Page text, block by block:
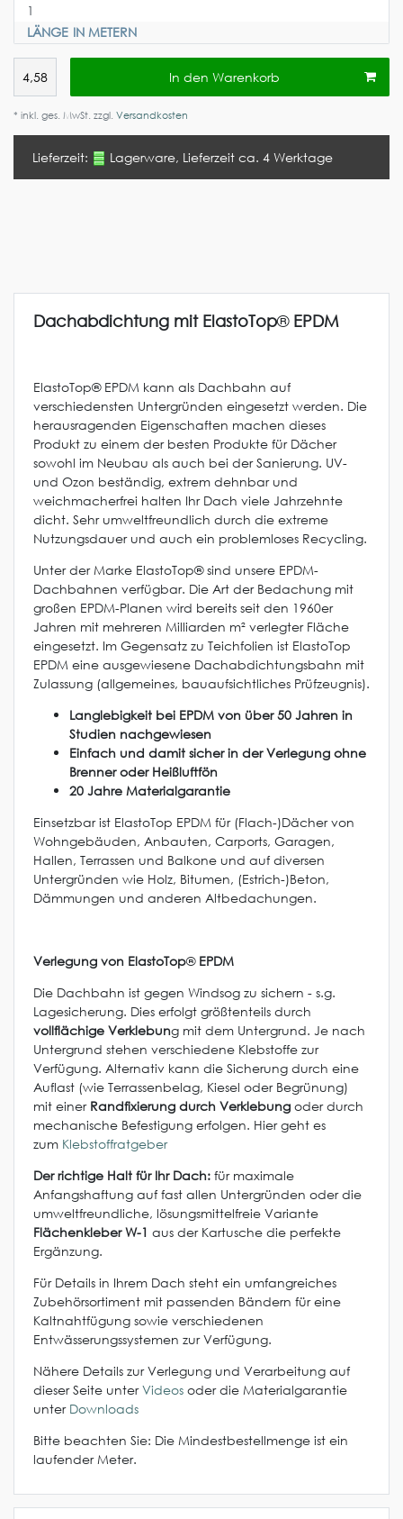
LÄNGE IN METERN
In den Warenkorb
* inkl. ges. MwSt. zzgl. Versandkosten
Lieferzeit: Lagerware, Lieferzeit ca. 4 Werktage
Dachabdichtung mit ElastoTop®EPDM
ElastoTop® EPDM kann als Dachbahn auf
verschiedensten Untergründen eingesetzt werden. Die
herausragenden Eigenschaften machen dieses
Produkt zu einem der besten Produkte für Dächer
sowohl im Neubau als auch bei der Sanierung. UV-
und Ozon beständig, extrem dehnbar und
weichmacherfrei halten Ihr Dach viele Jahrzehnte
dicht. Sehr umweltfreundlich durch die extreme
Nutzungsdauer und auch ein problemloses Recycling.
Unter der Marke ElastoTop® sind unsere EPDM-
Dachbahnen verfügbar. Die Art der Bedachung mit
großen EPDM-Planen wird bereits seit den 1960er
Jahren mit mehreren Milliarden m² verlegter Fläche
eingesetzt. Im Gegensatz zu Teichfolien ist ElastoTop
EPDM eine ausgewiesene Dachabdichtungsbahn mit
Zulassung (allgemeines, bauaufsichtliches Prüfzeugnis).
Langlebigkeit bei EPDM von über 50 Jahren in
Studien nachgewiesen
Einfach und damit sicher in der Verlegung ohne
Brenner oder Heißluftfön
20 Jahre Materialgarantie
Einsetzbar ist ElastoTop EPDM für (Flach-)Dächer von
Wohngebäuden, Anbauten, Carports, Garagen,
Hallen, Terrassen und Balkone und auf diversen
Untergründen wie Holz, Bitumen, (Estrich-)Beton,
Dämmungen und anderen Altbedachungen.
Verlegung von ElastoTop®EPDM
Die Dachbahn ist gegen Windsog zu sichern - s.g.
Lagesicherung. Dies erfolgt größtenteils durch
vollflächige Verklebung mit dem Untergrund. Je nach
Untergrund stehen verschiedene Klebstoffe zur
Verfügung. Alternativ kann die Sicherung durch eine
Auflast (wie Terrassenbelag, Kiesel oder Begrünung)
mit einer Randfixierung durch Verklebung oder durch
mechanische Befestigung erfolgen. Hier geht es
zum Klebstoffratgeber
Der richtige Halt für Ihr Dach: für maximale
Anfangshaftung auf fast allen Untergründen oder die
umweltfreundliche, lösungsmittelfreie Variante
Flächenkleber W-1 aus der Kartusche die perfekte
Ergänzung.
Für Details in Ihrem Dach steht ein umfangreiches
Zubehörsortiment mit passenden Bändern für eine
Kaltnahtfügung sowie verschiedenen
Entwässerungssystemen zur Verfügung.
Nähere Details zur Verlegung und Verarbeitung auf
dieser Seite unterVideos oder die Materialgarantie
unter Downloads
Bitte beachten Sie: Die Mindestbestellmenge ist ein
laufender Meter.